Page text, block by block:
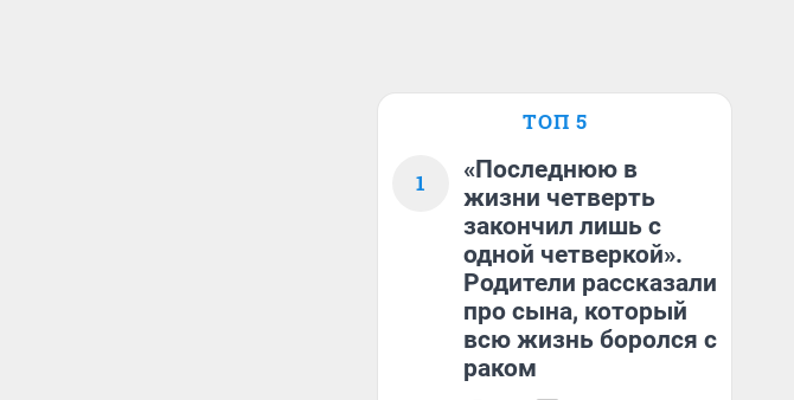
ТОП 5
1
«Последнюю в
жизни четверть
закончил лишь с
одной четверкой».
Родители рассказали
про сына, который
всю жизнь боролся с
раком